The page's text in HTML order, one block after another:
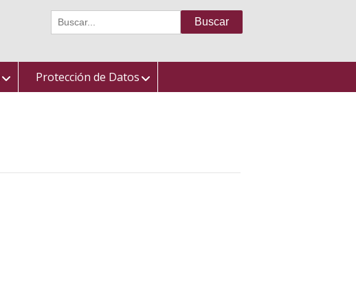
Buscar:
Protección de Datos